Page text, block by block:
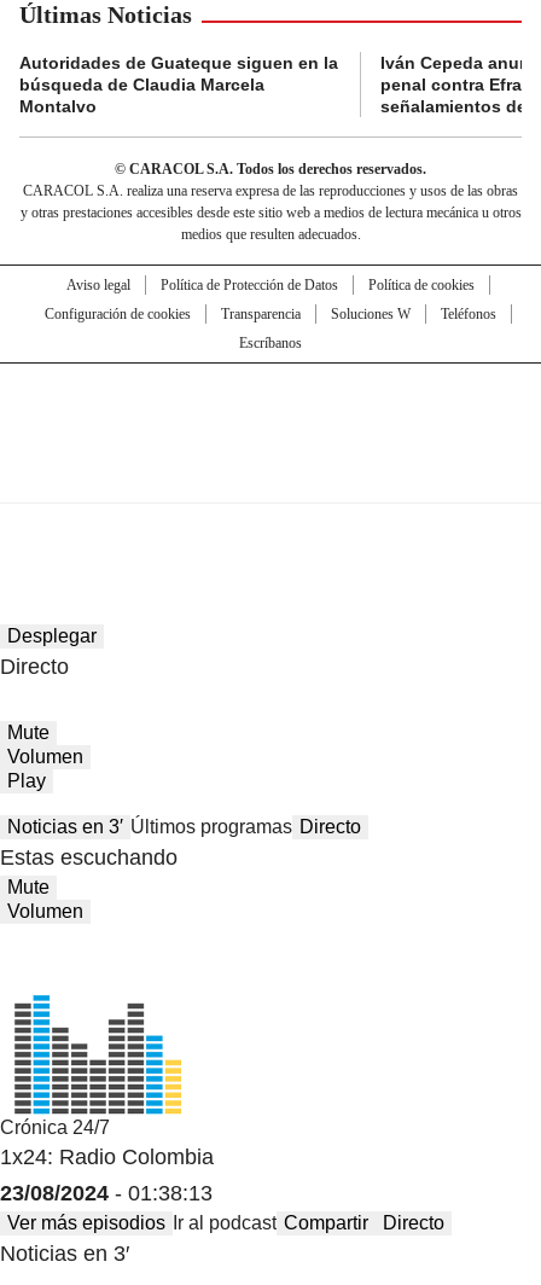
Últimas Noticias
Autoridades de Guateque siguen en la
búsqueda de Claudia Marcela
Montalvo
Iván Cepeda
penal contra
señalamientos de
© CARACOL S.A. Todos los derechos reservados.
CARACOL S.A. realiza una reserva expresa de las reproducciones y usos de las obras
y otras prestaciones accesibles desde este sitio web a medios de lectura mecánica u otros
medios que resulten adecuados.
Aviso legal Política de Protección de Datos
Política de cookies
Configuración de cookies
Transparencia Soluciones W
Teléfonos
Escríbanos
Desplegar
Directo
Mute
Volumen
Play
Noticias en 3′ Últimos programas Directo
Estas escuchando
Mute
Volumen
Crónica 24/7
1x24: Radio Colombia
23/08/2024 - 01:38:13
Ver más episodios Ir al podcast Compartir Directo
Noticias en 3′